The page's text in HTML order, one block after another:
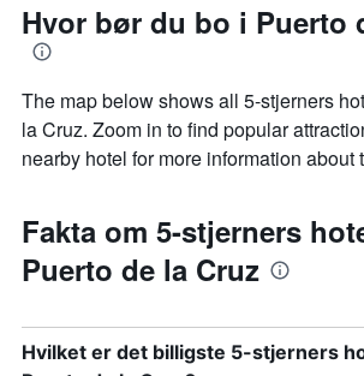
Hvor bør du bo i Puerto
The map below shows all 5-stjerners
la Cruz. Zoom in to find popular
nearby hotel for more information about
Fakta om 5-stjerners
Puerto de la Cruz
Hvilket er det billigste 5-stjerners